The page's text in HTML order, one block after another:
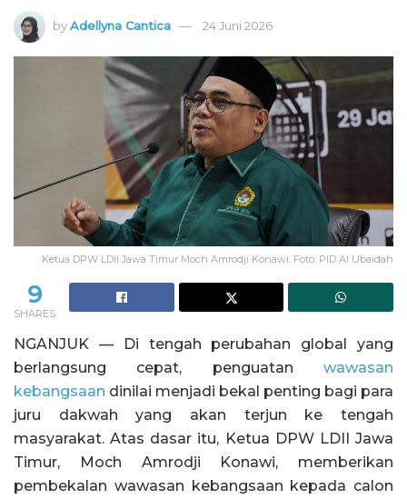
byAdellyna Cantica 24 Juni 2026
Ketua DPW LDII Jawa Timur Moch Amrodji Konawi. Foto: PID Al Ubaidah
9
SHARES
NGANJUK — Di tengah perubahan global yang
berlangsung cepat, penguatan wawasan
kebangsaan dinilai menjadi bekal penting bagi para
juru dakwah yang akan terjun ke tengah
masyarakat. Atas dasar itu, Ketua DPW LDII Jawa
Timur, Moch Amrodji Konawi, memberikan
pembekalan wawasan kebangsaan kepada calon